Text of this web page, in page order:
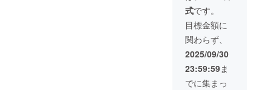
式です。
目標金額に
関わらず、
2025/09/30
23:59:59ま
でに集まっ